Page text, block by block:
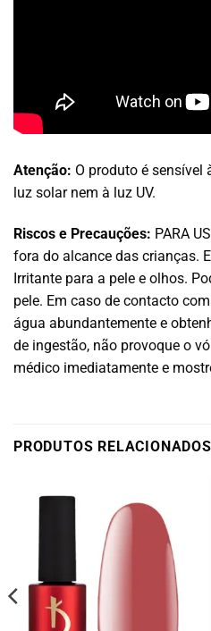
Atenção: O produto é sensível
luz solar nem à luz UV.
Riscos e Precauções: PARA
fora do alcance das crianças.
Irritante para a pele e olhos.
pele. Em caso de contacto
água abundantemente e
de ingestão, não provoque o
médico imediatamente e
PRODUTOS RELACIONADOS